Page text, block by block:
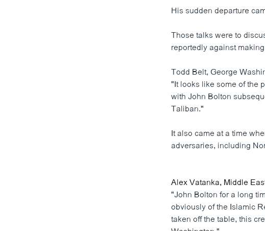
His sudden departure
Those talks were to
reportedly against
Todd Belt, George
"It looks like some of the
with John Bolton
Taliban."
It also came at a time
adversaries, including
Alex Vatanka, Middle
"John Bolton for a long
obviously of the Islamic
taken off the table, this